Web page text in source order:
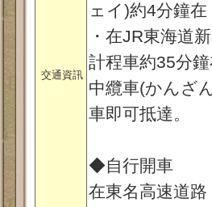
交通資訊
ェイ)約4分鐘
・在JR東海道
計程車約35分
中纜車(かんざ
車即可抵達。
◆自行開車
在東名高速道